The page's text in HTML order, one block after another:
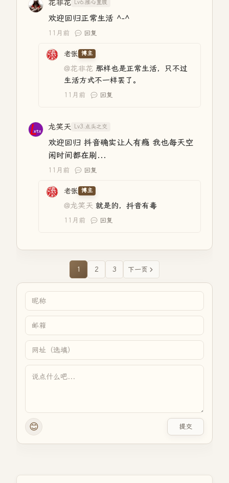
花非花 Lv6.推心置腹
欢迎回归正常生活 ^-^
11月前 回复
老张 博主
@花非花 那样也是正常生活，只不过
生活方式不一样罢了。
11月前 回复
龙笑天 Lv3.点头之交
欢迎回归 抖音确实让人有瘾 我也每天空
闲时间都在刷...
11月前 回复
老张 博主
@龙笑天 就是的，抖音有毒
11月前 回复
1 2 3 下一页
😊 提交